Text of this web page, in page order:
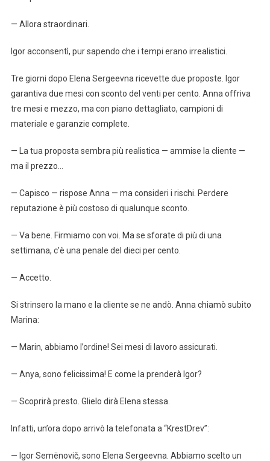
— Allora straordinari.
Igor acconsentì, pur sapendo che i tempi erano irrealistici.
Tre giorni dopo Elena Sergeevna ricevette due proposte. Igor
garantiva due mesi con sconto del venti per cento. Anna offriva
tre mesi e mezzo, ma con piano dettagliato, campioni di
materiale e garanzie complete.
— La tua proposta sembra più realistica — ammise la cliente —
ma il prezzo…
— Capisco — rispose Anna — ma consideri i rischi. Perdere
reputazione è più costoso di qualunque sconto.
— Va bene. Firmiamo con voi. Ma se sforate di più di una
settimana, c’è una penale del dieci per cento.
— Accetto.
Si strinsero la mano e la cliente se ne andò. Anna chiamò subito
Marina:
— Marin, abbiamo l’ordine! Sei mesi di lavoro assicurati.
— Anya, sono felicissima! E come la prenderà Igor?
— Scoprirà presto. Glielo dirà Elena stessa.
Infatti, un’ora dopo arrivò la telefonata a “KrestDrev”:
— Igor Semënovič, sono Elena Sergeevna. Abbiamo scelto un